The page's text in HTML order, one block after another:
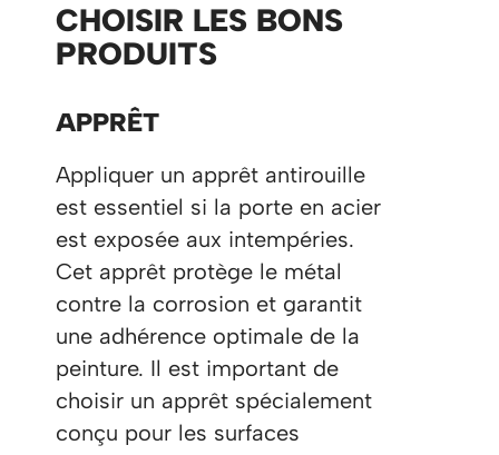
CHOISIR LES BONS
PRODUITS
APPRÊT
Appliquer un apprêt antirouille
est essentiel si la porte en acier
est exposée aux intempéries.
Cet apprêt protège le métal
contre la corrosion et garantit
une adhérence optimale de la
peinture. Il est important de
choisir un apprêt spécialement
conçu pour les surfaces